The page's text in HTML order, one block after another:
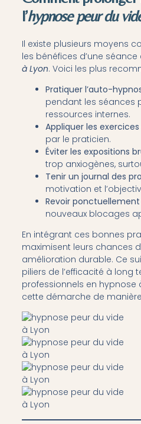
l’hypnose peur du
Il existe plusieurs moyens
les bénéfices d’une séance
à Lyon. Voici les plus
Pratiquer l’auto-
pendant les séances
ressources internes.
Appliquer les
par le praticien.
Éviter les expositions
trop anxiogènes,
Tenir un journal des
motivation et
Revoir
nouveaux blocages
En intégrant ces bonnes
maximisent leurs chances
amélioration durable. Ce
piliers de l’efficacité à long
professionnels en
cette démarche de